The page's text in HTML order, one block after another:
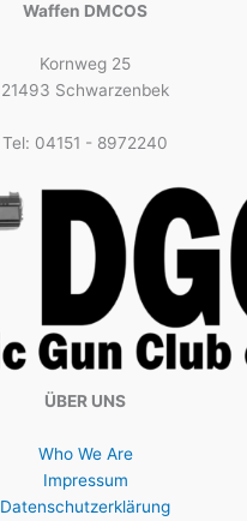
Waffen DMCOS
Kornweg 25
21493 Schwarzenbek
Tel: 04151 - 8972240
ÜBER UNS
Who We Are
Impressum
Datenschutzerklärung